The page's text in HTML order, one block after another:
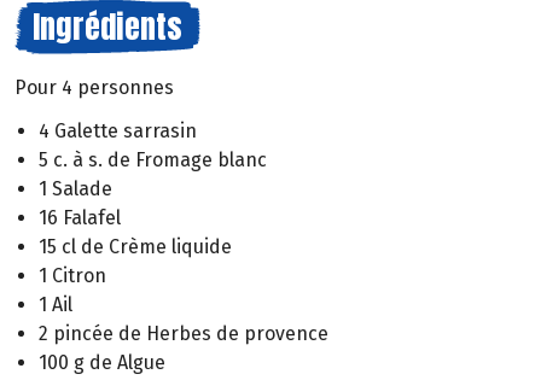
Ingrédients
Pour 4 personnes
4 Galette sarrasin
5 c. à s. de Fromage blanc
1 Salade
16 Falafel
15 cl de Crème liquide
1 Citron
1 Ail
2 pincée de Herbes de provence
100 g de Algue